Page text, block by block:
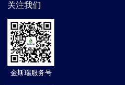
关注我们
金斯瑞服务号